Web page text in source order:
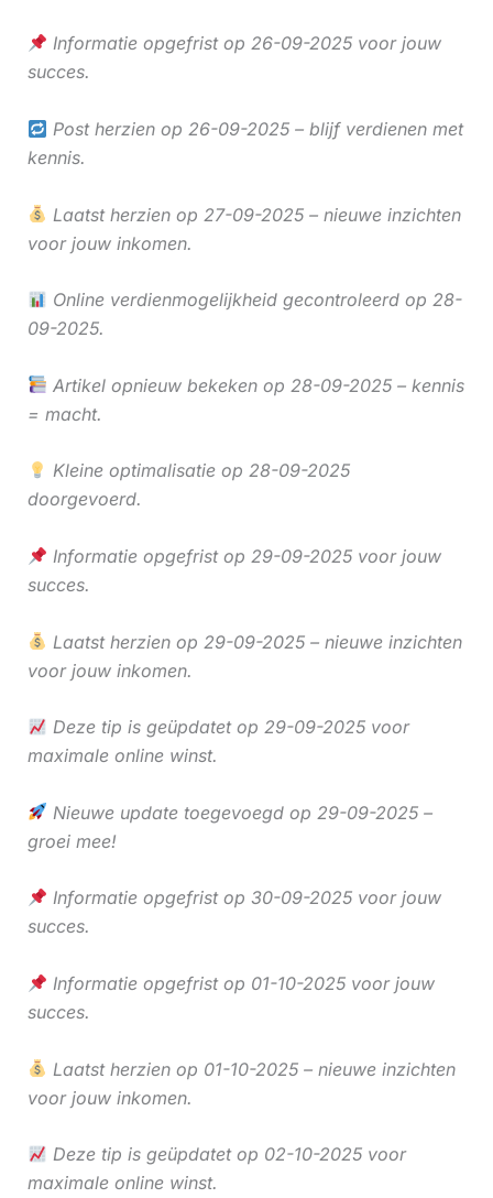
Informatie opgefrist op 26-09-2025 voor jouw
succes.
Post herzien op 26-09-2025 – blijf verdienen met
kennis.
Laatst herzien op 27-09-2025 – nieuwe inzichten
voor jouw inkomen.
Online verdienmogelijkheid gecontroleerd op 28-
09-2025.
Artikel opnieuw bekeken op 28-09-2025 – kennis
= macht.
Kleine optimalisatie op 28-09-2025
doorgevoerd.
Informatie opgefrist op 29-09-2025 voor jouw
succes.
Laatst herzien op 29-09-2025 – nieuwe inzichten
voor jouw inkomen.
Deze tip is geüpdatet op 29-09-2025 voor
maximale online winst.
Nieuwe update toegevoegd op 29-09-2025 –
groei mee!
Informatie opgefrist op 30-09-2025 voor jouw
succes.
Informatie opgefrist op 01-10-2025 voor jouw
succes.
Laatst herzien op 01-10-2025 – nieuwe inzichten
voor jouw inkomen.
Deze tip is geüpdatet op 02-10-2025 voor
maximale online winst.